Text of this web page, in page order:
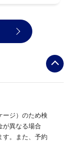
ージ）のため検
が異なる場合
す。また、予約